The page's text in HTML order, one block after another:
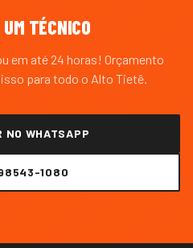
TÉCNICO
em até 24 horas! Orçamento
para todo o Alto Tietê.
NO WHATSAPP
1080